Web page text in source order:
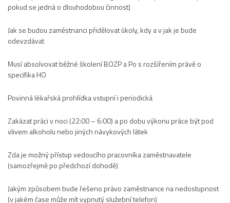
pokud se jedná o dlouhodobou činnost)
Jak se budou zaměstnanci přidělovat úkoly, kdy a v jak je bude
odevzdávat
Musí absolvovat běžné školení BOZP a Po s rozšířením právě o
specifika HO
Povinná lékařská prohlídka vstupní i periodická
Zakázat práci v noci (22:00 – 6:00) a po dobu výkonu práce být pod
vlivem alkoholu nebo jiných návykových látek
Zda je možný přístup vedoucího pracovníka zaměstnavatele
(samozřejmě po předchozí dohodě)
Jakým způsobem bude řešeno právo zaměstnance na nedostupnost
(v jakém čase může mít vypnutý služební telefon)